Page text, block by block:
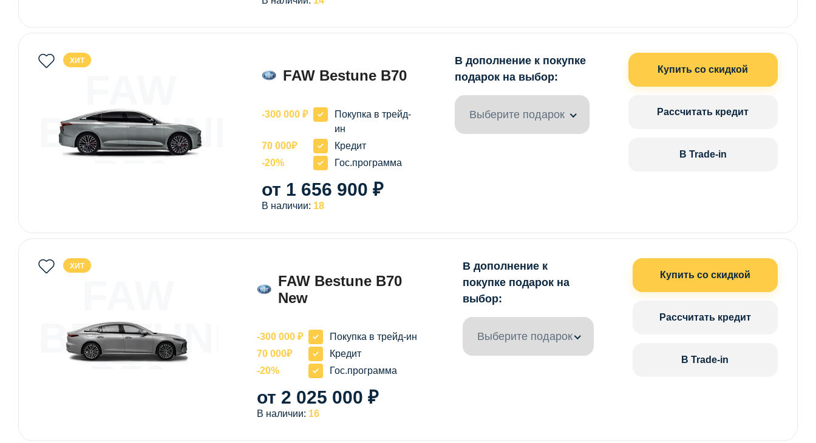
ХИТ
BESTUNE
FAW Bestune B70
-300 000 ₽
Покупка в трейд-
ин
70 000₽
Кредит
-20%
Гос.программа
от 1 656 900 ₽
В наличии: 18
В дополнение к покупке
подарок на выбор:
Выберите подарок
Купить со скидкой
Рассчитать кредит
В Trade-in
ХИТ
BESTUNE
FAW Bestune B70
New
-300 000 ₽
Покупка в трейд-ин
70 000₽
Кредит
-20%
Гос.программа
от 2 025 000 ₽
В наличии: 16
В дополнение к
покупке подарок на
выбор:
Выберите подарок
Купить со скидкой
Рассчитать кредит
В Trade-in